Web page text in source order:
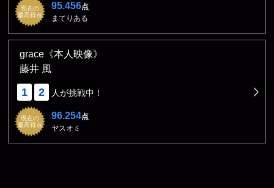
現在の
最高得点
95.456点
まてりある
grace《本人映像》
藤井 風
1 2 人が挑戦中！
現在の
最高得点
96.254点
ヤスオミ